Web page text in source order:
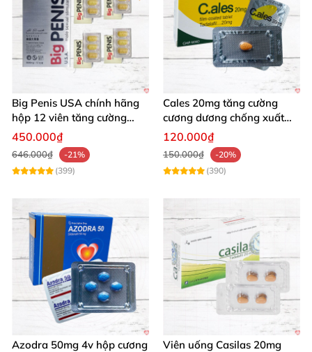
Big Penis USA chính hãng
hộp 12 viên tăng cường
sinh lý kéo dài cương dương
450.000₫
646.000₫
-21%
(399)
Cales 20mg tăng cường
cương dương chống xuất
tinh sớm bền lâu
120.000₫
150.000₫
-20%
(390)
Azodra 50mg 4v hộp cương
Viên uống Casilas 20mg